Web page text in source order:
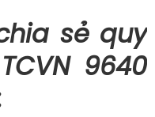
sẻ quy
9640